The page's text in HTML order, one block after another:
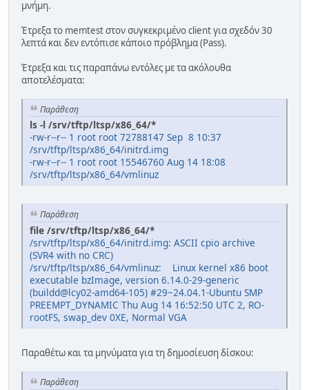
μνήμη.
Έτρεξα το memtest στον συγκεκριμένο client για σχεδόν 30
λεπτά και δεν εντόπισε κάποιο πρόβλημα (Pass).
Έτρεξα και τις παραπάνω εντόλες με τα ακόλουθα
αποτελέσματα:
Παράθεση
ls -l /srv/tftp/ltsp/x86_64/*
-rw-r--r-- 1 root root 72788147 Sep 8 10:37
/srv/tftp/ltsp/x86_64/initrd.img
-rw-r--r-- 1 root root 15546760 Aug 14 18:08
/srv/tftp/ltsp/x86_64/vmlinuz
Παράθεση
file /srv/tftp/ltsp/x86_64/*
/srv/tftp/ltsp/x86_64/initrd.img: ASCII cpio archive
(SVR4 with no CRC)
/srv/tftp/ltsp/x86_64/vmlinuz: Linux kernel x86 boot
executable bzImage, version 6.14.0-29-generic
(buildd@lcy02-amd64-105) #29~24.04.1-Ubuntu SMP
PREEMPT_DYNAMIC Thu Aug 14 16:52:50 UTC 2, RO-
rootFS, swap_dev 0XE, Normal VGA
Παραθέτω και τα μηνύματα για τη δημοσίευση δίσκου:
Παράθεση